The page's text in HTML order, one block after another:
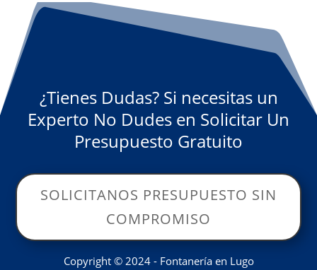
¿Tienes Dudas? Si necesitas un
Experto No Dudes en Solicitar Un
Presupuesto Gratuito
SOLICITANOS PRESUPUESTO SIN
COMPROMISO
Copyright © 2024 - Fontanería en Lugo